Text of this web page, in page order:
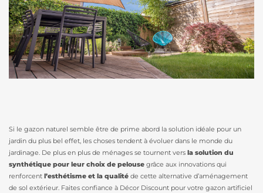
Si le gazon naturel semble être de prime abord la solution idéale pour un
jardin du plus bel effet, les choses tendent à évoluer dans le monde du
jardinage. De plus en plus de ménages se tournent vers la solution du
synthétique pour leur choix de pelouse grâce aux innovations qui
renforcent l’esthétisme et la qualité de cette alternative d’aménagement
de sol extérieur. Faites confiance à Décor Discount pour votre gazon artificiel